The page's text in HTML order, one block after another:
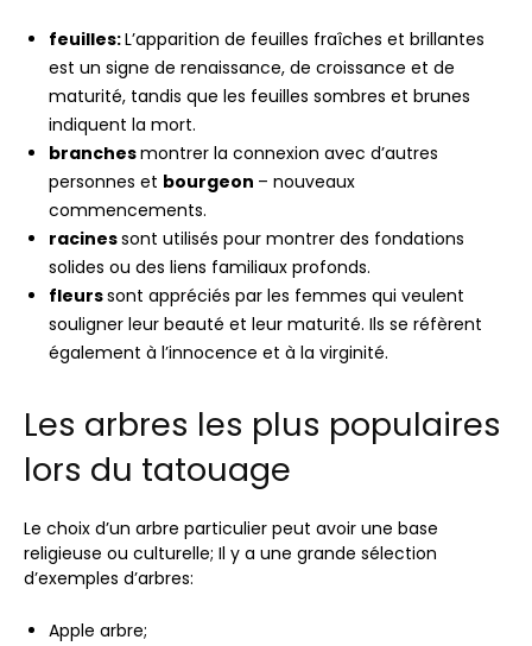
feuilles:L’apparition de feuilles fraîches et brillantes
est un signe de renaissance, de croissance et de
maturité, tandis que les feuilles sombres et brunes
indiquent la mort.
branchesmontrer la connexion avec d’autres
personnes et bourgeon – nouveaux
commencements.
racinessont utilisés pour montrer des fondations
solides ou des liens familiaux profonds.
fleurssont appréciés par les femmes qui veulent
souligner leur beauté et leur maturité. Ils se réfèrent
également à l’innocence et à la virginité.
Les arbres les plus populaires
lors du tatouage
Le choix d’un arbre particulier peut avoir une base
religieuse ou culturelle; Il y a une grande sélection
d’exemples d’arbres:
Apple arbre;